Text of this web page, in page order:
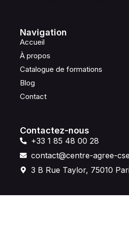
Navigation
Accueil
À propos
Catalogue de formations
Blog
Contact
Contactez-nous
+33 1 85 48 00 28
contact@centre-agree-
3 B Rue Taylor, 75010